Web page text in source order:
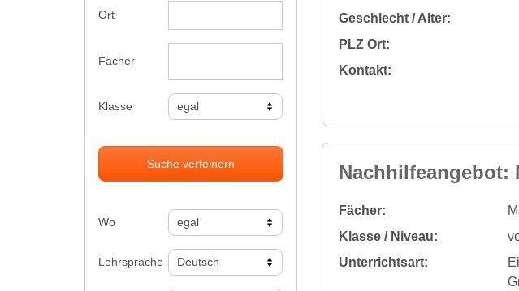
Ort
Fächer
Klasse
Suche verfeinern
Wo
Lehrsprache
Geschlecht / Alter:
PLZ Ort:
Kontakt:
Nachhilfeangebot:
Fächer:
Klasse / Niveau:
Unterrichtsart: